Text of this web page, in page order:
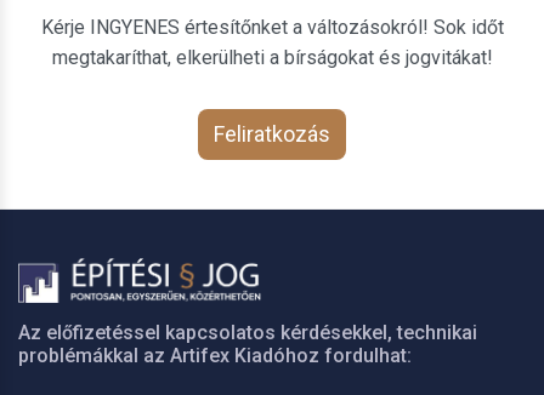
Kérje INGYENES értesítőnket a változásokról! Sok időt
megtakaríthat, elkerülheti a bírságokat és jogvitákat!
Feliratkozás
Az előfizetéssel kapcsolatos kérdésekkel, technikai
problémákkal az Artifex Kiadóhoz fordulhat: